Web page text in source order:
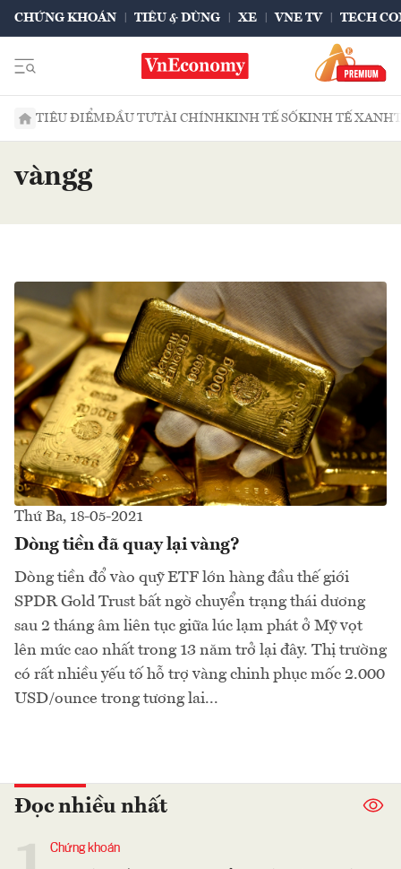
CHỨNG KHOÁN TIÊU & DÙNG XE VNE TV TECH
TIÊU ĐIỂMĐẦU TƯTÀI CHÍNHKINH TẾ SỐKINH TẾ XANH
vàngg
Thứ Ba, 18-05-2021
Dòng tiền đã quay lại vàng?
Dòng tiền đổ vào quỹ ETF lớn hàng đầu thế giới
SPDR Gold Trust bất ngờ chuyển trạng thái dương
sau 2 tháng âm liên tục giữa lúc lạm phát ở Mỹ vọt
lên mức cao nhất trong 13 năm trở lại đây. Thị trường
có rất nhiều yếu tố hỗ trợ vàng chinh phục mốc 2.000
USD/ounce trong tương lai...
Đọc nhiều nhất
Chứng khoán